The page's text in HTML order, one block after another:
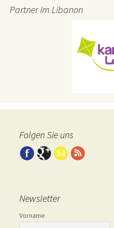
Partner im Libanon
Folgen Sie uns
Newsletter
Vorname